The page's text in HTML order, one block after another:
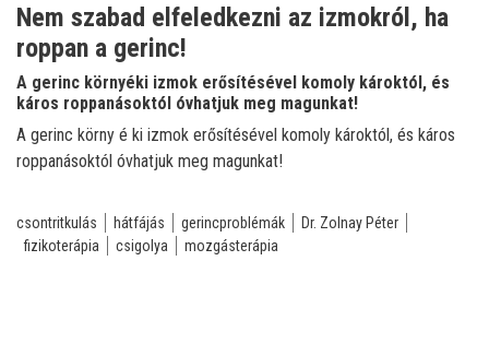
Nem szabad elfeledkezni az izmokról, ha
roppan a gerinc!
A gerinc környéki izmok erősítésével komoly károktól, és
káros roppanásoktól óvhatjuk meg magunkat!
A gerinc körny é ki izmok erősítésével komoly károktól, és káros
roppanásoktól óvhatjuk meg magunkat!
csontritkulás hátfájás gerincproblémák
Dr. Zolnay Péter
fizikoterápia
csigolya mozgásterápia